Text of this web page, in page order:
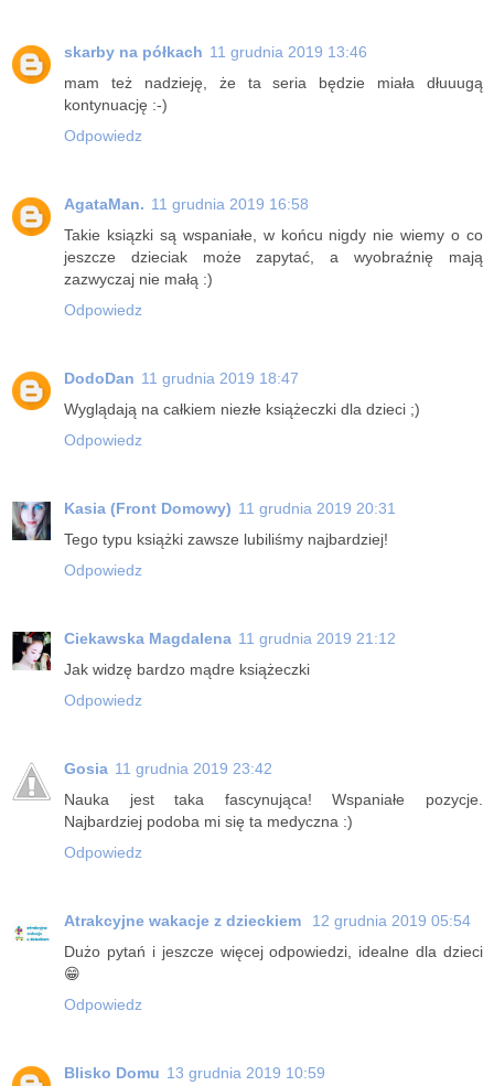
skarby na półkach 11 grudnia 2019 13:46
mam też nadzieję, że ta seria będzie miała dłuuugą
kontynuację :-)
Odpowiedz
AgataMan. 11 grudnia 2019 16:58
Takie ksiązki są wspaniałe, w końcu nigdy nie wiemy o co
jeszcze dzieciak może zapytać, a wyobraźnię mają
zazwyczaj nie małą :)
Odpowiedz
DodoDan 11 grudnia 2019 18:47
Wyglądają na całkiem niezłe książeczki dla dzieci ;)
Odpowiedz
Kasia (Front Domowy) 11 grudnia 2019 20:31
Tego typu książki zawsze lubiliśmy najbardziej!
Odpowiedz
Ciekawska Magdalena 11 grudnia 2019 21:12
Jak widzę bardzo mądre książeczki
Odpowiedz
Gosia 11 grudnia 2019 23:42
Nauka jest taka fascynująca! Wspaniałe pozycje.
Najbardziej podoba mi się ta medyczna :)
Odpowiedz
Atrakcyjne wakacje z dzieckiem
12 grudnia 2019 05:54
Dużo pytań i jeszcze więcej odpowiedzi, idealne dla dzieci
😁
Odpowiedz
Blisko Domu 13 grudnia 2019 10:59